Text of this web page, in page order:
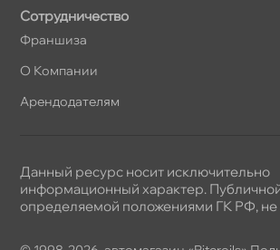
Сотрудничество
Франшиза
О Компании
Арендодателям
Данный ресурс носит исключительно
информационный характер.
определяемой положениями ГК РФ, не